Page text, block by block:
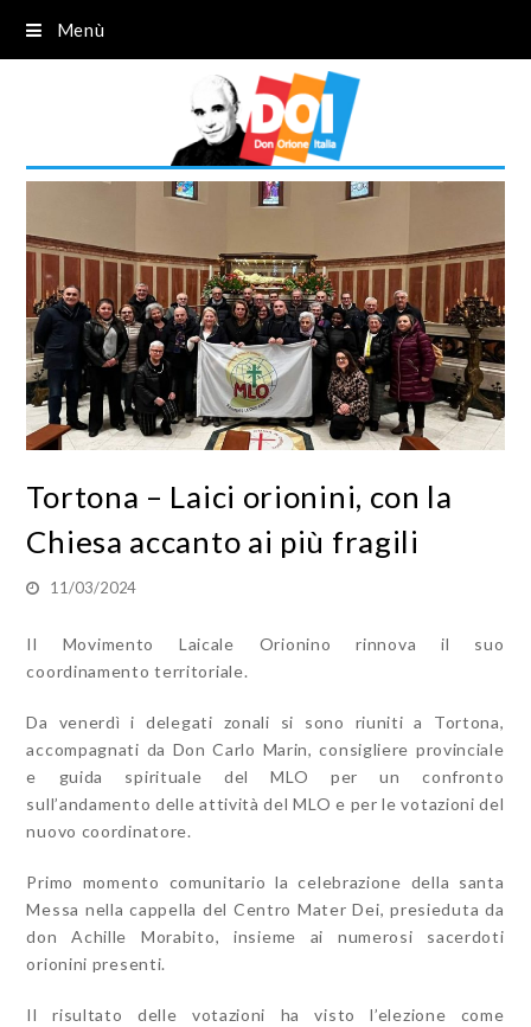
Menù
Tortona – Laici orionini, con la
Chiesa accanto ai più fragili
11/03/2024
Il Movimento Laicale Orionino rinnova il suo
coordinamento territoriale.
Da venerdì i delegati zonali si sono riuniti a Tortona,
accompagnati da Don Carlo Marin, consigliere provinciale
e guida spirituale del MLO per un confronto
sull’andamento delle attività del MLO e per le votazioni del
nuovo coordinatore.
Primo momento comunitario la celebrazione della santa
Messa nella cappella del Centro Mater Dei, presieduta da
don Achille Morabito, insieme ai numerosi sacerdoti
orionini presenti.
Il risultato delle votazioni ha visto l’elezione come